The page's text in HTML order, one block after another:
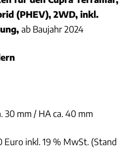
(PHEV), 2WD, inkl.
ab Baujahr 2024
30 mm / HA ca. 40 mm
Euro inkl. 19 % MwSt. (Stand